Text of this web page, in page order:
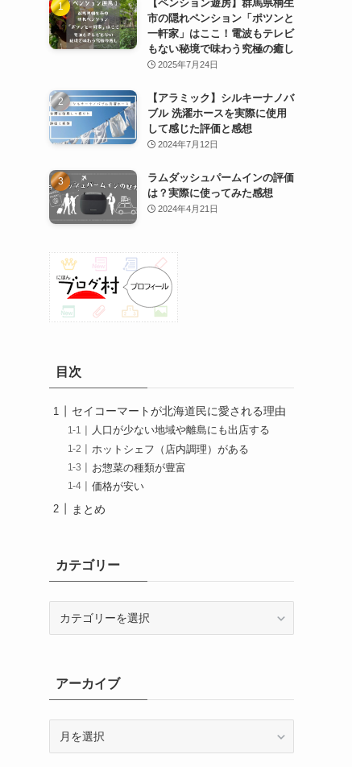
【ペンション遊房】群馬県桐生
市の隠れペンション「ポツンと
一軒家」はここ！電波もテレビ
もない秘境で味わう究極の癒し
2025年7月24日
【アラミック】シルキーナノバ
ブル 洗濯ホースを実際に使用
して感じた評価と感想
2024年7月12日
ラムダッシュパームインの評価
は？実際に使ってみた感想
2024年4月21日
目次
セイコーマートが北海道民に愛される理由
人口が少ない地域や離島にも出店する
ホットシェフ（店内調理）がある
お惣菜の種類が豊富
価格が安い
まとめ
カテゴリー
ーアーカイブ